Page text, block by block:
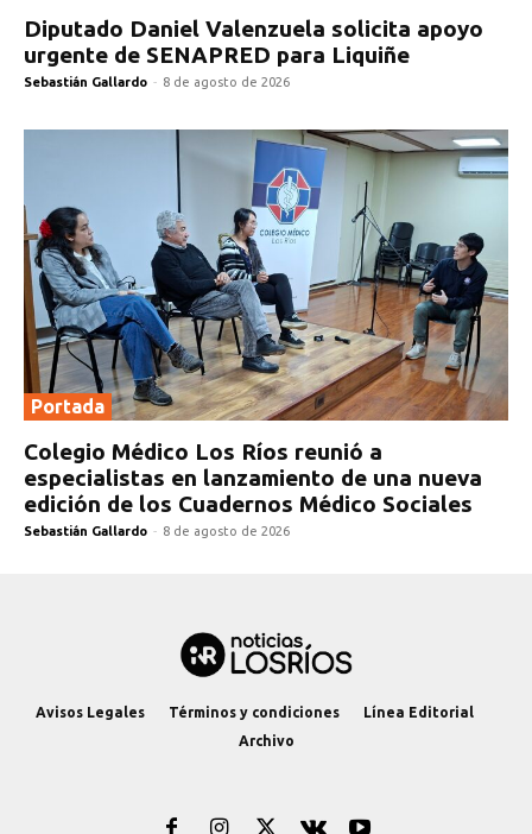
Diputado Daniel Valenzuela solicita apoyo
urgente de SENAPRED para Liquiñe
Sebastián Gallardo - 8 de agosto de 2026
Portada
Colegio Médico Los Ríos reunió a
especialistas en lanzamiento de una nueva
edición de los Cuadernos Médico Sociales
Sebastián Gallardo - 8 de agosto de 2026
Avisos Legales Términos y condiciones
Línea Editorial
Archivo